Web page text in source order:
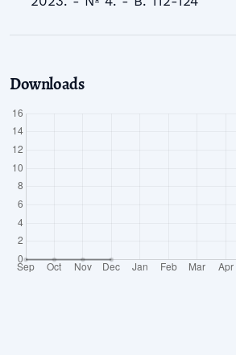
Downloads